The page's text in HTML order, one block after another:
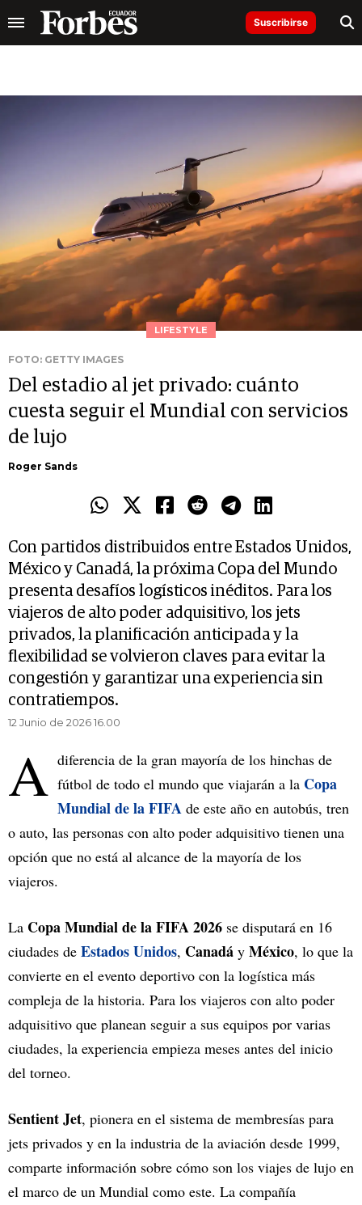
Suscribirse
LIFESTYLE
FOTO: GETTY IMAGES
Del estadio al jet privado: cuánto
cuesta seguir el Mundial con servicios
de lujo
Roger Sands
Con partidos distribuidos entre Estados Unidos,
México y Canadá, la próxima Copa del Mundo
presenta desafíos logísticos inéditos. Para los
viajeros de alto poder adquisitivo, los jets
privados, la planificación anticipada y la
flexibilidad se volvieron claves para evitar la
congestión y garantizar una experiencia sin
contratiempos.
12 Junio de 2026 16.00
A diferencia de la gran mayoría de los hinchas de
fútbol de todo el mundo que viajarán a la Copa
Mundial de la FIFA de este año en autobús, tren
o auto, las personas con alto poder adquisitivo tienen una
opción que no está al alcance de la mayoría de los
viajeros.
La Copa Mundial de la FIFA 2026 se disputará en 16
ciudades de Estados Unidos, Canadá y México, lo que la
convierte en el evento deportivo con la logística más
compleja de la historia. Para los viajeros con alto poder
adquisitivo que planean seguir a sus equipos por varias
ciudades, la experiencia empieza meses antes del inicio
del torneo.
Sentient Jet, pionera en el sistema de membresías para
jets privados y en la industria de la aviación desde 1999,
comparte información sobre cómo son los viajes de lujo en
el marco de un Mundial como este. La compañía